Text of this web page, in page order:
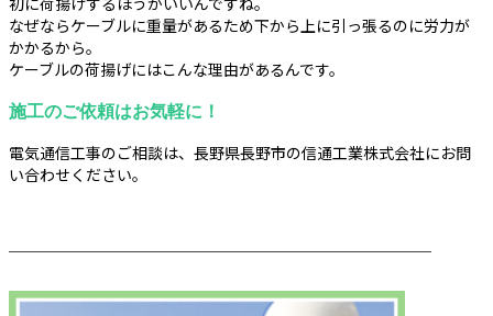
なぜならケーブルに重量があるため下から上に引っ張るのに労力が
かかるから。
ケーブルの荷揚げにはこんな理由があるんです。
施工のご依頼はお気軽に！
電気通信工事のご相談は、長野県長野市の信通工業株式会社にお問
い合わせください。
────────────────────────